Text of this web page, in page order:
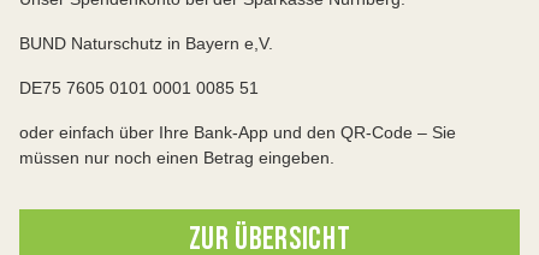
BUND Naturschutz in Bayern e,V.
DE75 7605 0101 0001 0085 51
oder einfach über Ihre Bank-App und den QR-Code – Sie
müssen nur noch einen Betrag eingeben.
ZUR ÜBERSICHT